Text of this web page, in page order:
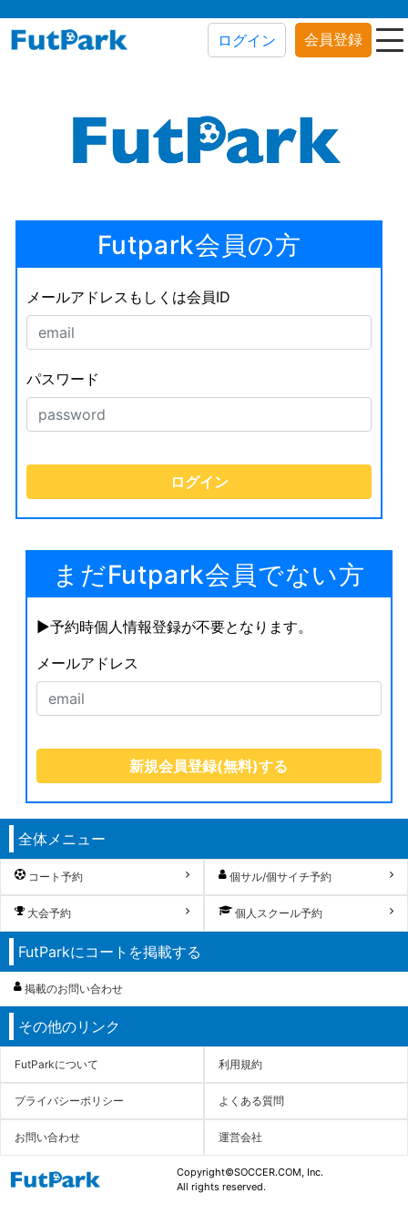
ログイン 会員登録
Futpark会員の方
メールアドレスもしくは会員ID
パスワード
まだFutpark会員でない方
▶︎予約時個人情報登録が不要となります。
メールアドレス
全体メニュー
コート予約 個サル/個サイチ予約
大会予約 個人スクール予約
FutParkにコートを掲載する
掲載のお問い合わせ
その他のリンク
FutParkについて 利用規約
プライバシーポリシー よくある質問
お問い合わせ 運営会社
Copyright©SOCCER.COM, Inc.
All rights reserved.